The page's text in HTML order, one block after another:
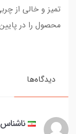
تمیز و خالی از
محصول را در
دیدگاه‌ها
ناشناس